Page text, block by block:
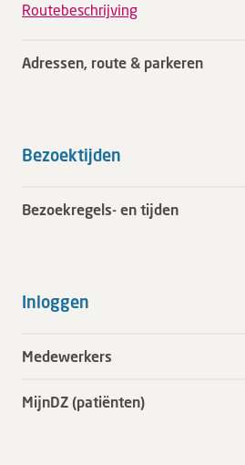
Routebeschrijving
Adressen, route & parkeren
Bezoektijden
Bezoekregels- en tijden
Inloggen
Medewerkers
MijnDZ (patiënten)